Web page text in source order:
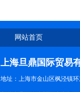
网站首页
上海旦鼎国际贸易
地址：上海市金山区枫泾镇